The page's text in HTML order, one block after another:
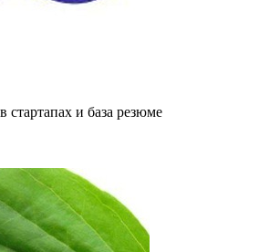
стартапах и база резюме